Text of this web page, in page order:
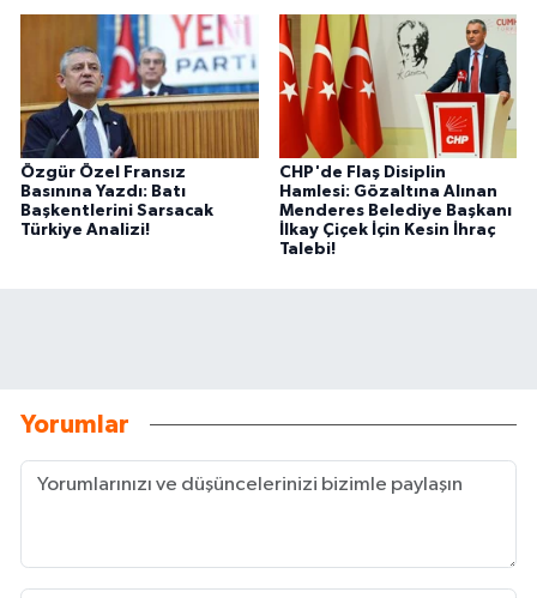
Özgür Özel Fransız
Basınına Yazdı: Batı
Başkentlerini Sarsacak
Türkiye Analizi!
CHP'de Flaş Disiplin
Hamlesi: Gözaltına Alınan
Menderes Belediye Başkanı
İlkay Çiçek İçin Kesin İhraç
Talebi!
Yorumlar